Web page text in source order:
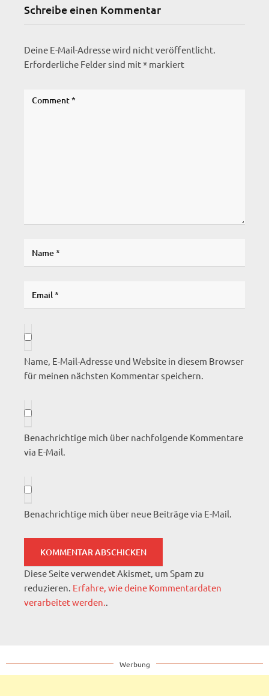
Schreibe einen Kommentar
Deine E-Mail-Adresse wird nicht veröffentlicht.
Erforderliche Felder sind mit* markiert
Name, E-Mail-Adresse und Website in diesem Browser
für meinen nächsten Kommentar speichern.
Benachrichtige mich über nachfolgende Kommentare
via E-Mail.
Benachrichtige mich über neue Beiträge via E-Mail.
Diese Seite verwendet Akismet, um Spam zu
reduzieren. Erfahre, wie deine Kommentardaten
verarbeitet werden..
Werbung